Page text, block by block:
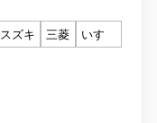
スズキ 三菱
いすゞ